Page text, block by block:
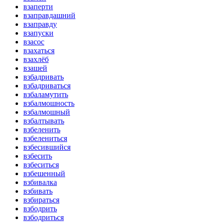
взаперти
взаправдашний
взаправду
взапуски
взасос
взахаться
взахлёб
взашей
взбадривать
взбадриваться
взбаламутить
взбалмошность
взбалмошный
взбалтывать
взбеленить
взбелениться
взбесившийся
взбесить
взбеситься
взбешенный
взбивалка
взбивать
взбираться
взбодрить
взбодриться